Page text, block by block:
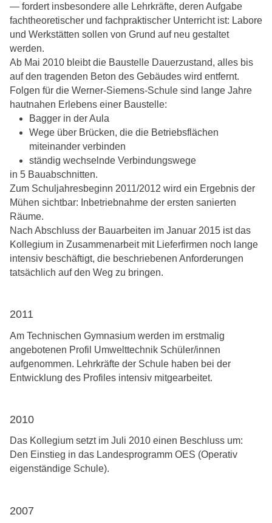
— fordert insbesondere alle Lehrkräfte, deren Aufgabe
fachtheoretischer und fachpraktischer Unterricht ist: Labore
und Werkstätten sollen von Grund auf neu gestaltet
werden.
Ab Mai 2010 bleibt die Baustelle Dauerzustand, alles bis
auf den tragenden Beton des Gebäudes wird entfernt.
Folgen für die Werner-Siemens-Schule sind lange Jahre
hautnahen Erlebens einer Baustelle:
Bagger in der Aula
Wege über Brücken, die die Betriebsflächen
miteinander verbinden
ständig wechselnde Verbindungswege
in 5 Bauabschnitten.
Zum Schuljahresbeginn 2011/2012 wird ein Ergebnis der
Mühen sichtbar: Inbetriebnahme der ersten sanierten
Räume.
Nach Abschluss der Bauarbeiten im Januar 2015 ist das
Kollegium in Zusammenarbeit mit Lieferfirmen noch lange
intensiv beschäftigt, die beschriebenen Anforderungen
tatsächlich auf den Weg zu bringen.
2011
Am Technischen Gymnasium werden im erstmalig
angebotenen Profil Umwelttechnik Schüler/innen
aufgenommen. Lehrkräfte der Schule haben bei der
Entwicklung des Profiles intensiv mitgearbeitet.
2010
Das Kollegium setzt im Juli 2010 einen Beschluss um:
Den Einstieg in das Landesprogramm OES (Operativ
eigenständige Schule).
2007